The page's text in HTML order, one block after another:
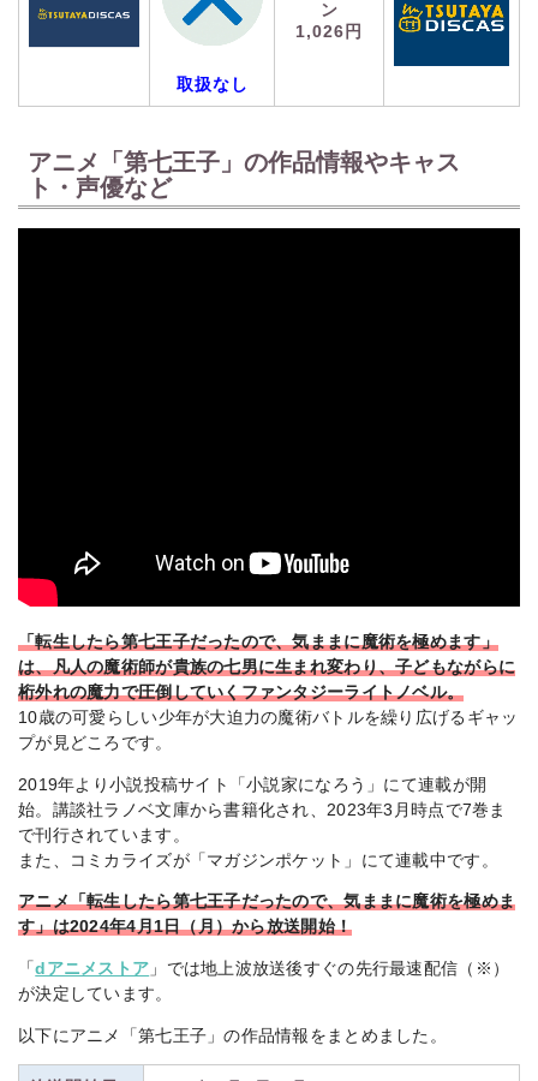
取扱なし
ン
1,026円
アニメ「第七王子」の作品情報やキャス
ト・声優など
「転生したら第七王子だったので、気ままに魔術を極めます」
は、凡人の魔術師が貴族の七男に生まれ変わり、子どもながらに
桁外れの魔力で圧倒していくファンタジーライトノベル。
10歳の可愛らしい少年が大迫力の魔術バトルを繰り広げるギャッ
プが見どころです。
2019年より小説投稿サイト「小説家になろう」にて連載が開
始。講談社ラノベ文庫から書籍化され、2023年3月時点で7巻ま
で刊行されています。
また、コミカライズが「マガジンポケット」にて連載中です。
アニメ「転生したら第七王子だったので、気ままに魔術を極めま
す」は2024年4月1日（月）から放送開始！
「dアニメストア 」では地上波放送後すぐの先行最速配信（※）
が決定しています。
以下にアニメ「第七王子」の作品情報をまとめました。